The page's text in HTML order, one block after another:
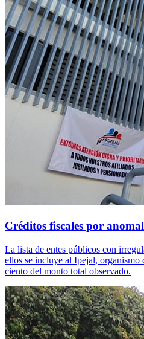
Créditos fiscales por
La lista de entes públicos con
ellos se incluye al Ipejal, organismo
ciento del monto total observado.